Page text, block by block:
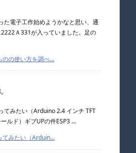
た電子工作始めようかなと思い、通
Ａ331が入っていました。足の
のの使い方を調べ...
てみたい（Arduino 2.4 インチ TFT
ルド）ギブUPの件ESP3 ...
てみたい（Arduin...